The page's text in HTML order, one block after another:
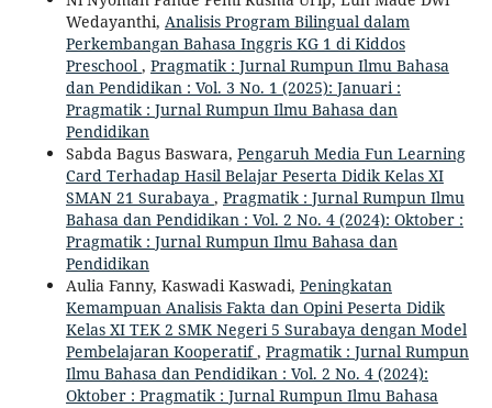
Wedayanthi, Analisis Program Bilingual dalam
Perkembangan Bahasa Inggris KG 1 di Kiddos
Preschool , Pragmatik : Jurnal Rumpun Ilmu Bahasa
dan Pendidikan : Vol. 3 No. 1 (2025): Januari :
Pragmatik : Jurnal Rumpun Ilmu Bahasa dan
Pendidikan
Sabda Bagus Baswara, Pengaruh Media Fun Learning
Card Terhadap Hasil Belajar Peserta Didik Kelas XI
SMAN 21 Surabaya , Pragmatik : Jurnal Rumpun Ilmu
Bahasa dan Pendidikan : Vol. 2 No. 4 (2024): Oktober :
Pragmatik : Jurnal Rumpun Ilmu Bahasa dan
Pendidikan
Aulia Fanny, Kaswadi Kaswadi, Peningkatan
Kemampuan Analisis Fakta dan Opini Peserta Didik
Kelas XI TEK 2 SMK Negeri 5 Surabaya dengan Model
Pembelajaran Kooperatif, Pragmatik : Jurnal Rumpun
Ilmu Bahasa dan Pendidikan : Vol. 2 No. 4 (2024):
Oktober : Pragmatik : Jurnal Rumpun Ilmu Bahasa